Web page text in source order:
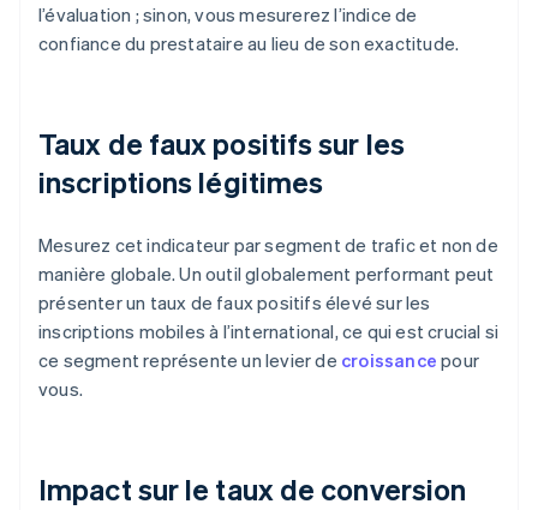
l’évaluation ; sinon, vous mesurerez l’indice de
confiance du prestataire au lieu de son exactitude.
Taux de faux positifs sur les
inscriptions légitimes
Mesurez cet indicateur par segment de trafic et non de
manière globale. Un outil globalement performant peut
présenter un taux de faux positifs élevé sur les
inscriptions mobiles à l’international, ce qui est crucial si
ce segment représente un levier de croissance pour
vous.
Impact sur le taux de conversion